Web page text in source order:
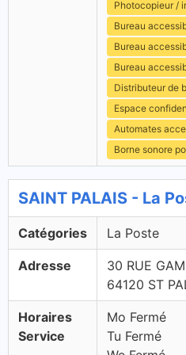
Photocopieur /
Bureau
Bureau
Bureau
Distributeur de
Espace
Automates
Borne sonore
SAINT PALAIS - La
Catégories La Poste
Adresse
30 RUE
64120 ST
Horaires
Service
Mo Fermé
Tu Fermé